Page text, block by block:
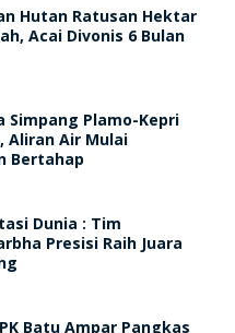
Hutan Ratusan Hektar
Acai Divonis 6 Bulan
Simpang Plamo-Kepri
Aliran Air Mulai
Bertahap
Dunia : Tim
Presisi Raih Juara
Batu Ampar Pangkas